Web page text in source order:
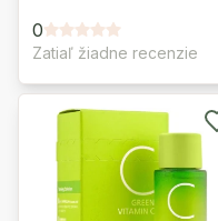
0
Zatiaľ žiadne recenzie